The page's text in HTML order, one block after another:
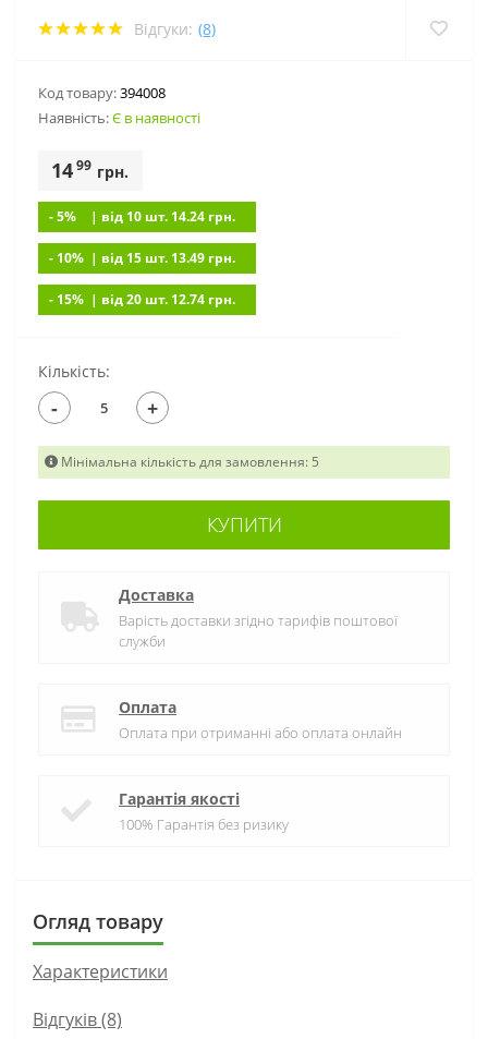
Відгуки: (8)
Код товару:394008
Наявність:Є в наявності
1499 грн.
- 5% | вiд 10 шт. 14.24 грн.
- 10% | вiд 15 шт. 13.49 грн.
- 15% | вiд 20 шт. 12.74 грн.
Кількість:
- +
Мінімальна кількість для замовлення: 5
КУПИТИ
Доставка
Варість доставки згідно тарифів поштової
служби
Оплата
Оплата при отриманні або оплата онлайн
Гарантія якості
100% Гарантія без ризику
Огляд товару
Характеристики
Відгуків (8)